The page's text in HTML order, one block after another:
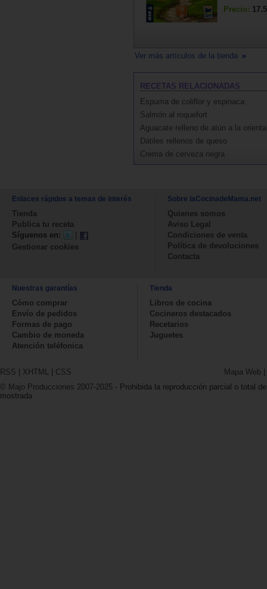
Precio:
Ver más artículos de la tienda
RECETAS RELACIONADAS
Espuma de coliflor y espinaca
Salmón al roquefort
Aguacate relleno de atún a la
Dátiles rellenos de queso
Crema de cerveza negra
Enlaces rápidos a temas de interés
Tienda
Publica tu receta
Síguenos en:
Gestionar cookies
Sobre laCocinadeMama.net
Quienes somos
Aviso Legal
Condiciones de venta
Política de devoluciones
Contacta
Nuestras garantías
Cómo comprar
Envío de pedidos
Formas de pago
Cambio de moneda
Atención teléfonica
Tienda
Libros de cocina
Cocineros destacados
Recetarios
Juguetes
RSS XHTML CSS Mapa Web
© Majo Producciones 2007-2025 - Prohibida la reproducción parcial o total
mostrada